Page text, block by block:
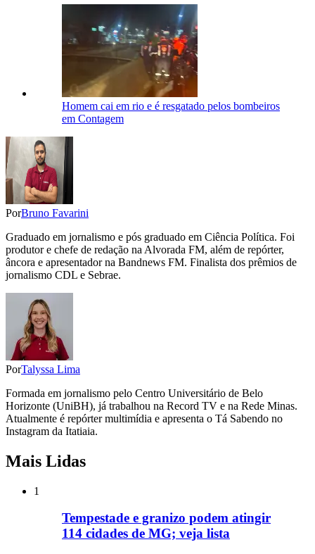
Homem cai em rio e é resgatado pelos bombeiros
em Contagem
PorBruno Favarini
Graduado em jornalismo e pós graduado em Ciência Política. Foi
produtor e chefe de redação na Alvorada FM, além de repórter,
âncora e apresentador na Bandnews FM. Finalista dos prêmios de
jornalismo CDL e Sebrae.
PorTalyssa Lima
Formada em jornalismo pelo Centro Universitário de Belo
Horizonte (UniBH), já trabalhou na Record TV e na Rede Minas.
Atualmente é repórter multimídia e apresenta o Tá Sabendo no
Instagram da Itatiaia.
Mais Lidas
1
Tempestade e granizo podem atingir
114 cidades de MG; veja lista